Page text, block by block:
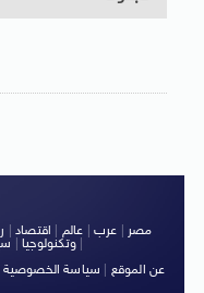
مصر عرب عالم اقتصاد
وتكنولوجيا|
|
عن الموقع
سياسة الخصوصية